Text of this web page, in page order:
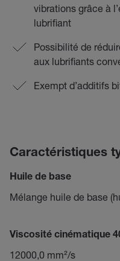
vibrations grâce à
lubrifiant
Possibilité de
aux lubrifiants
Exempt d’additifs
Caractéristiques
Huile de base
Mélange huile de base
Viscosité cinématique
12000,0 mm²/s